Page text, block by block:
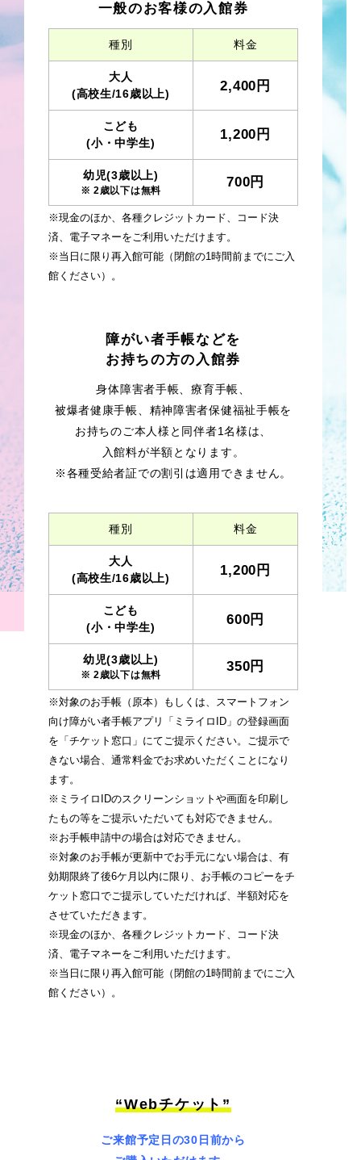
一般のお客様の入館券
種別 料金
大人
(高校生/16歳以上)
2,400円
こども
(小・中学生)
1,200円
幼児(3歳以上)
※ 2歳以下は無料
700円
※現金のほか、各種クレジットカード、コード決
済、電子マネーをご利用いただけます。
※当日に限り再入館可能（閉館の1時間前までにご入
館ください）。
障がい者手帳などを
お持ちの方の入館券
身体障害者手帳、療育手帳、
被爆者健康手帳、精神障害者保健福祉手帳を
お持ちのご本人様と同伴者1名様は、
入館料が半額となります。
※各種受給者証での割引は適用できません。
種別 料金
大人
(高校生/16歳以上)
1,200円
こども
(小・中学生)
600円
幼児(3歳以上)
※ 2歳以下は無料
350円
※対象のお手帳（原本）もしくは、スマートフォン
向け障がい者手帳アプリ「ミライロID」の登録画面
を「チケット窓口」にてご提示ください。ご提示で
きない場合、通常料金でお求めいただくことになり
ます。
※ミライロIDのスクリーンショットや画面を印刷し
たもの等をご提示いただいても対応できません。
※お手帳申請中の場合は対応できません。
※対象のお手帳が更新中でお手元にない場合は、有
効期限終了後6ケ月以内に限り、お手帳のコピーをチ
ケット窓口でご提示していただければ、半額対応を
させていただきます。
※現金のほか、各種クレジットカード、コード決
済、電子マネーをご利用いただけます。
※当日に限り再入館可能（閉館の1時間前までにご入
館ください）。
“Webチケット”
ご来館予定日の30日前から